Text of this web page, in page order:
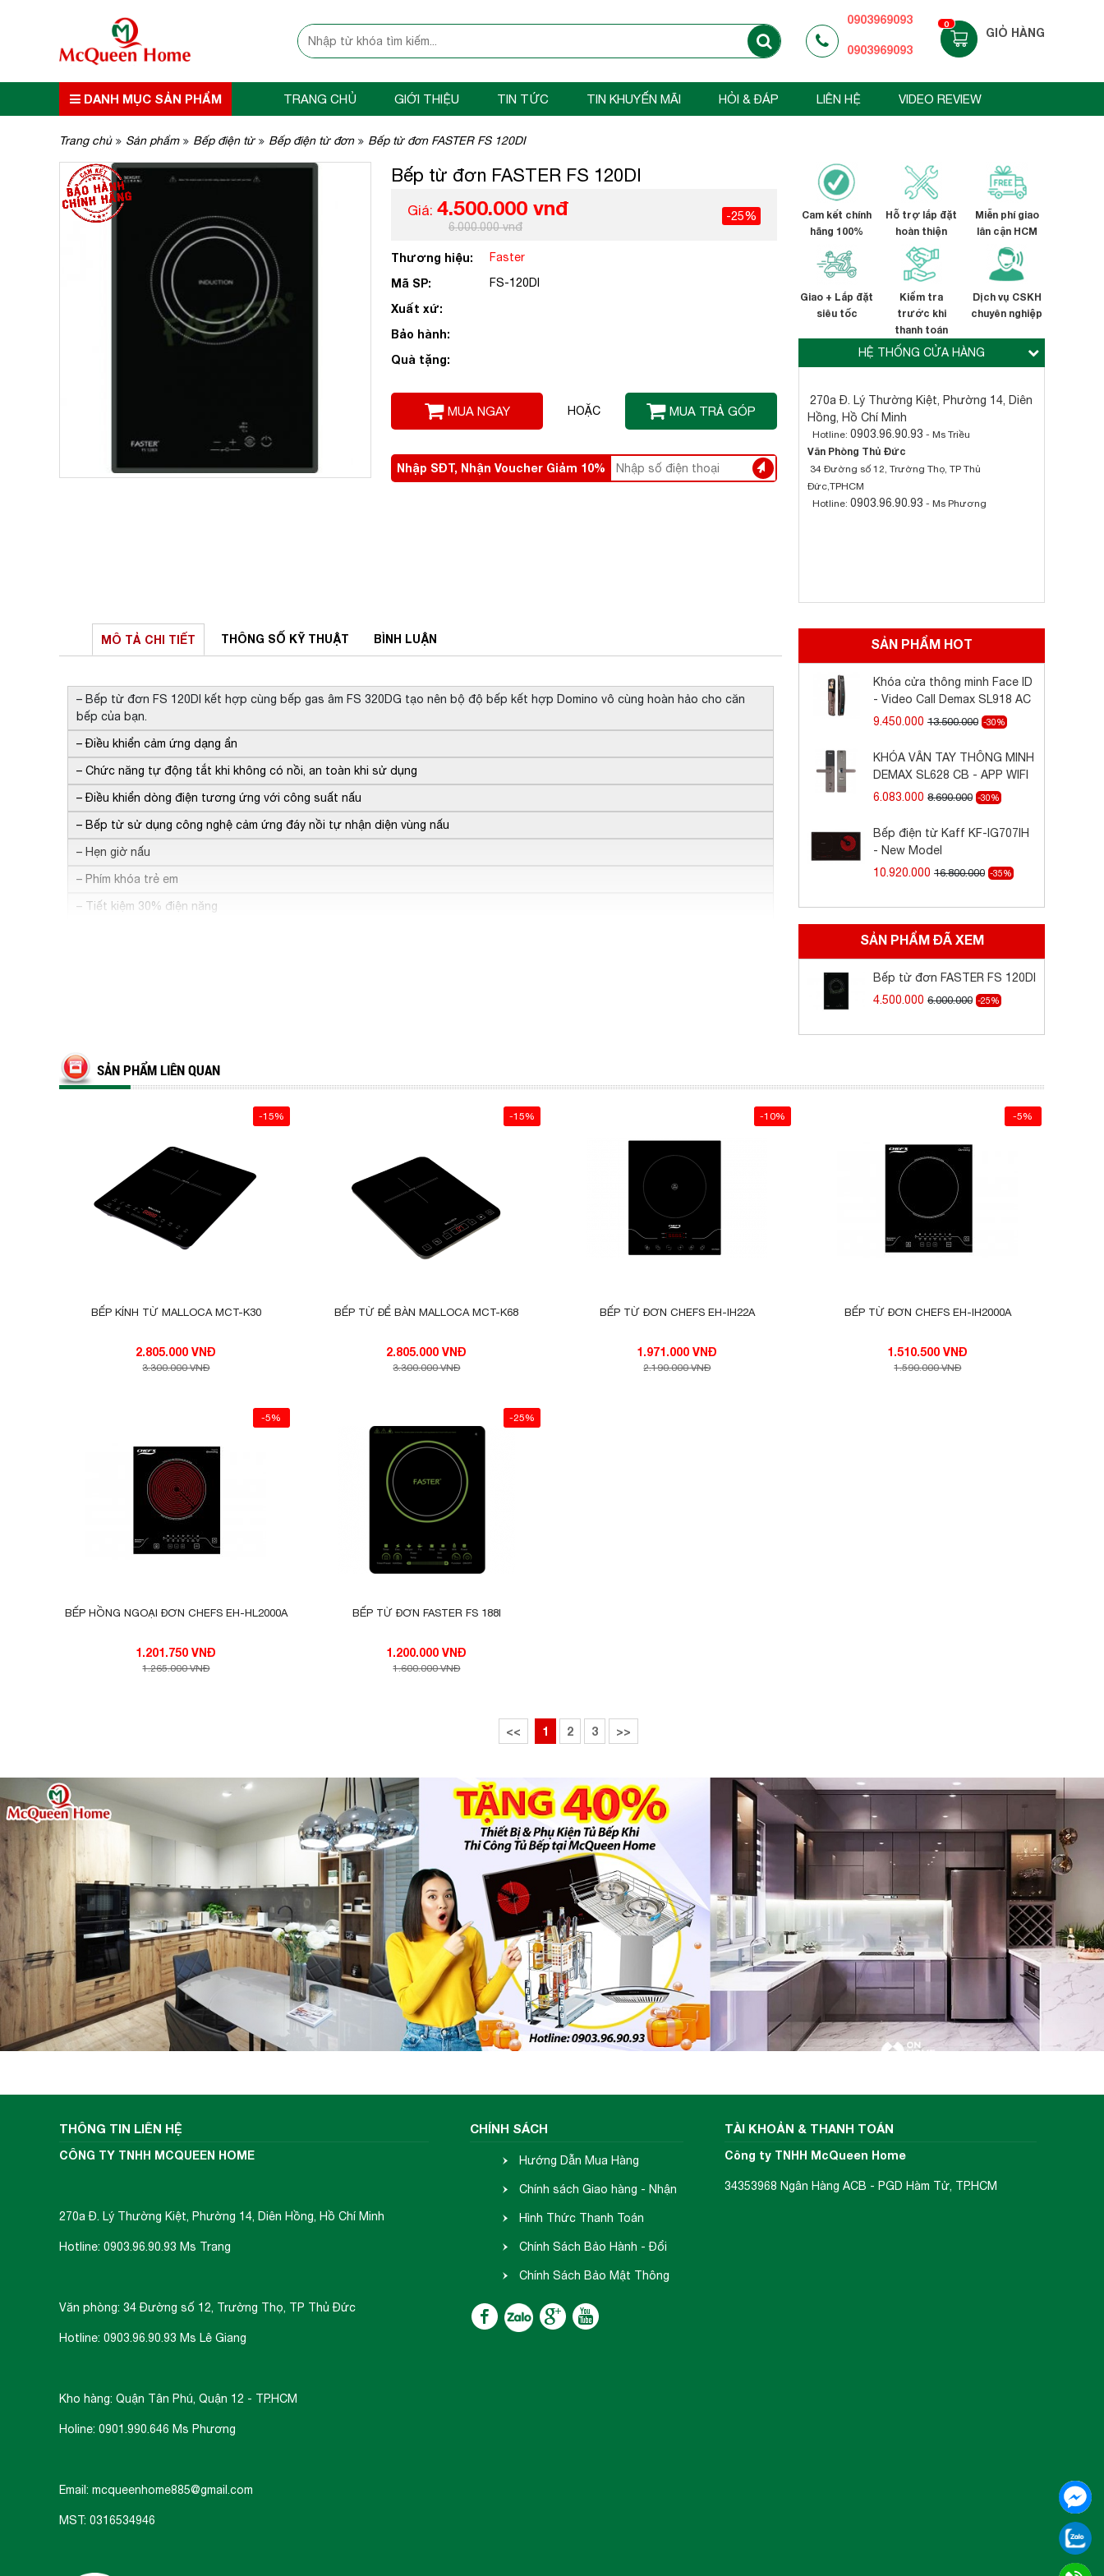
0903969093
0903969093
0
GIỎ HÀNG
DANH MỤC SẢN PHẨM TRANG CHỦ GIỚI THIỆU TIN TỨC TIN KHUYẾN MÃI HỎI & ĐÁP LIÊN HỆ VIDEO REVIEW
Trang chủ Sản phẩm Bếp điện từ Bếp điện từ đơn Bếp từ đơn FASTER FS 120DI
Bếp từ đơn FASTER FS 120DI
Giá: 4.500.000 vnđ
6.000.000 vnđ
-25%
Thương hiệu: Faster
Mã SP: FS-120DI
Xuất xứ:
Bảo hành:
Quà tặng:
MUA NGAY HOẶC MUA TRẢ GÓP
Nhập SĐT, Nhận Voucher Giảm 10%
Cam kết chính
hãng 100%
Hỗ trợ lắp đặt
hoàn thiện
Miễn phí giao
lân cận HCM
Giao + Lắp đặt
siêu tốc
Kiểm tra
trước khi
thanh toán
Dịch vụ CSKH
chuyên nghiệp
HỆ THỐNG CỬA HÀNG
270a Đ. Lý Thường Kiệt, Phường 14, Diên
Hồng, Hồ Chí Minh
Hotline: 0903.96.90.93 - Ms Triều
Văn Phòng Thủ Đức
34 Đường số 12, Trường Thọ, TP Thủ
Đức,TPHCM
Hotline: 0903.96.90.93 - Ms Phương
MÔ TẢ CHI TIẾT THÔNG SỐ KỸ THUẬT BÌNH LUẬN
– Bếp từ đơn FS 120DI kết hợp cùng bếp gas âm FS 320DG tạo nên bộ độ bếp kết hợp Domino vô cùng hoàn hảo cho căn
bếp của bạn.
– Điều khiển cảm ứng dạng ẩn
– Chức năng tự động tắt khi không có nồi, an toàn khi sử dụng
– Điều khiển dòng điện tương ứng với công suất nấu
– Bếp từ sử dụng công nghệ cảm ứng đáy nồi tự nhận diện vùng nấu
– Hẹn giờ nấu
– Phím khóa trẻ em
– Tiết kiệm 30% điện năng
SẢN PHẨM HOT
Khóa cửa thông minh Face ID
- Video Call Demax SL918 AC
9.450.000 13.500.000 -30%
KHÓA VÂN TAY THÔNG MINH
DEMAX SL628 CB - APP WIFI
6.083.000 8.690.000 -30%
Bếp điện từ Kaff KF-IG707IH
- New Model
10.920.000 16.800.000 -35%
SẢN PHẨM ĐÃ XEM
Bếp từ đơn FASTER FS 120DI
4.500.000 6.000.000 -25%
SẢN PHẨM LIÊN QUAN
-15%
BẾP KÍNH TỪ MALLOCA MCT-K30
2.805.000 VNĐ
3.300.000 VNĐ
-15%
BẾP TỪ ĐỂ BÀN MALLOCA MCT-K68
2.805.000 VNĐ
3.300.000 VNĐ
-10%
BẾP TỪ ĐƠN CHEFS EH-IH22A
1.971.000 VNĐ
2.190.000 VNĐ
-5%
BẾP TỪ ĐƠN CHEFS EH-IH2000A
1.510.500 VNĐ
1.590.000 VNĐ
-5%
BẾP HỒNG NGOẠI ĐƠN CHEFS EH-HL2000A
1.201.750 VNĐ
1.265.000 VNĐ
-25%
BẾP TỪ ĐƠN FASTER FS 188I
1.200.000 VNĐ
1.600.000 VNĐ
<< 1 2 3 >>
THÔNG TIN LIÊN HỆ
CÔNG TY TNHH MCQUEEN HOME
270a Đ. Lý Thường Kiệt, Phường 14, Diên Hồng, Hồ Chí Minh
Hotline: 0903.96.90.93 Ms Trang
Văn phòng: 34 Đường số 12, Trường Thọ, TP Thủ Đức
Hotline: 0903.96.90.93 Ms Lê Giang
Kho hàng: Quận Tân Phú, Quận 12 - TP.HCM
Holine: 0901.990.646 Ms Phương
Email: mcqueenhome885@gmail.com
MST: 0316534946
CHÍNH SÁCH
Hướng Dẫn Mua Hàng
Chính sách Giao hàng - Nhận
hàng
Hình Thức Thanh Toán
Chính Sách Bảo Hành - Đổi
Trả
Chính Sách Bảo Mật Thông
Tin
TÀI KHOẢN & THANH TOÁN
Công ty TNHH McQueen Home
34353968 Ngân Hàng ACB - PGD Hàm Tử, TP.HCM